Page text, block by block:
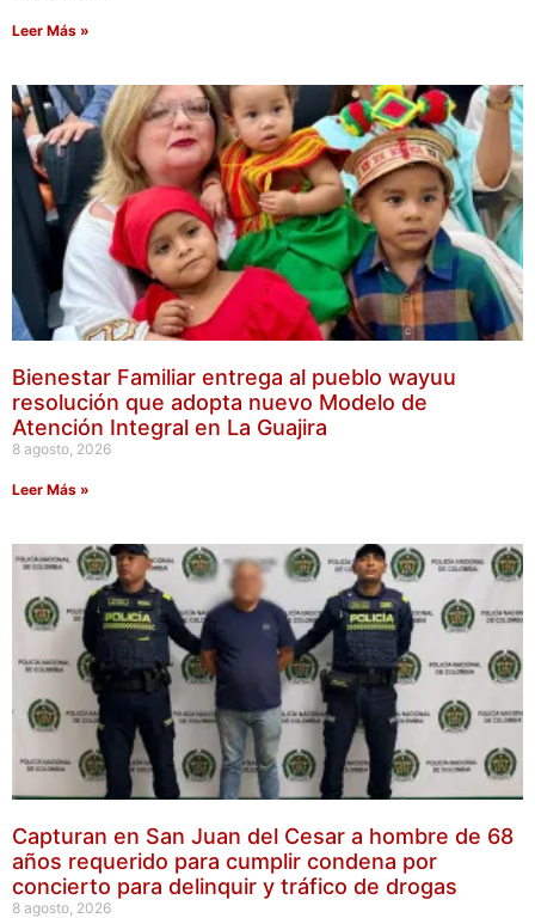
Leer Más »
Bienestar Familiar entrega al pueblo wayuu
resolución que adopta nuevo Modelo de
Atención Integral en La Guajira
8 agosto, 2026
Leer Más »
Capturan en San Juan del Cesar a hombre de 68
años requerido para cumplir condena por
concierto para delinquir y tráfico de drogas
8 agosto, 2026